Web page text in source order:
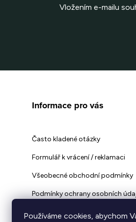
Používáme cookies, abychom
Vložením e-mailu
Informace pro vás
Často kladené otázky
Formulář k vrácení / reklamaci
Všeobecné obchodní podmínky
Podmínky ochrany osobních